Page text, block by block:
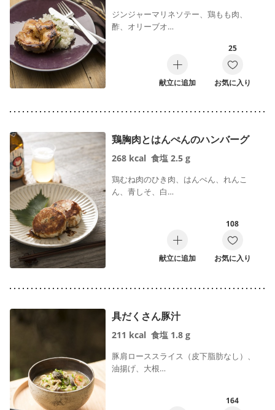
ジンジャーマリネソテー、鶏もも肉、
酢、オリーブオ…
献立に追加
25
お気に入り
鶏胸肉とはんぺんのハンバーグ
268 kcal 食塩 2.5 g
鶏むね肉のひき肉、はんぺん、れんこ
ん、青しそ、白…
献立に追加
108
お気に入り
具だくさん豚汁
211 kcal 食塩 1.8 g
豚肩ローススライス（皮下脂肪なし）、
油揚げ、大根…
164